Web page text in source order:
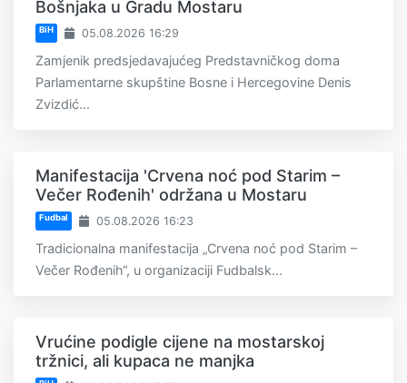
Bošnjaka u Gradu Mostaru
BiH 05.08.2026 16:29
Zamjenik predsjedavajućeg Predstavničkog doma
Parlamentarne skupštine Bosne i Hercegovine Denis
Zvizdić...
Manifestacija 'Crvena noć pod Starim –
Večer Rođenih' održana u Mostaru
Fudbal 05.08.2026 16:23
Tradicionalna manifestacija „Crvena noć pod Starim –
Večer Rođenih“, u organizaciji Fudbalsk...
Vrućine podigle cijene na mostarskoj
tržnici, ali kupaca ne manjka